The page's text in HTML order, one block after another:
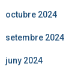
octubre 2024
setembre 2024
juny 2024